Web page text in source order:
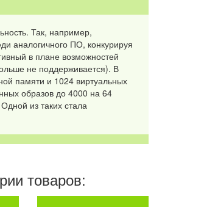
Так, например,
аналогичного ПО, конкурируя
в плане возможностей
не поддерживается). В
памяти и 1024 виртуальных
образов до 4000 на 64
из таких стала
товаров: